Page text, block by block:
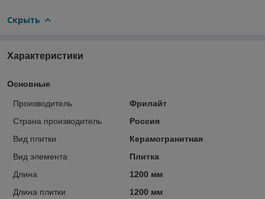
Скрыть
Характеристики
Основные
Производитель
Фрилайт
Страна производитель
Россия
Вид плитки
Керамогранитная
Вид элемента
Плитка
Длина
1200 мм
Длина плитки
1200 мм